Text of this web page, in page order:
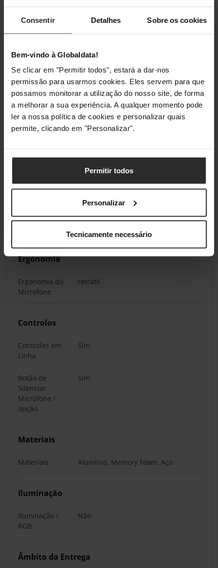
Consentir Detalhes Sobre os cookies
Bem-vindo à Globaldata!
Se clicar em "Permitir todos", estará a dar-nos
permissão para usarmos cookies. Eles servem para que
possamos monitorar a utilização do nosso site, de forma
a melhorar a sua experiência. A qualquer momento pode
ler a nossa política de cookies e personalizar quais
permite, clicando em "Personalizar".
Permitir todos
Personalizar
Tecnicamente necessário
Drivers do Auscultador
Driver
Tipo de Disco Iman de neodímio
Áudio
Tipo de Som Estéreo
Máxima
22000 Hz
36 Ω
Ergonomia
Ergonomia do
Microfone
retrátil
Controlos
Controles em
Linha
Sim
Botão de
Silenciar
Microfone /
opção
Sim
Materiais
Materiais Alumínio, Memory Foam, Aço
Iluminação
Iluminação /
RGB
Não
Âmbito da Entrega